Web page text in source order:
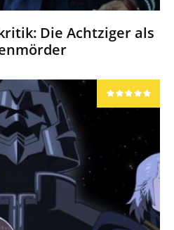
Die Achtziger als